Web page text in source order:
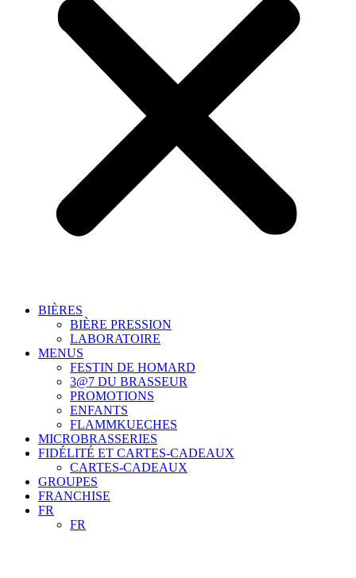
BIÈRES
BIÈRE PRESSION
LABORATOIRE
MENUS
FESTIN DE HOMARD
3@7 DU BRASSEUR
PROMOTIONS
ENFANTS
FLAMMKUECHES
MICROBRASSERIES
FIDÉLITÉ ET CARTES-CADEAUX
CARTES-CADEAUX
GROUPES
FRANCHISE
FR
FR